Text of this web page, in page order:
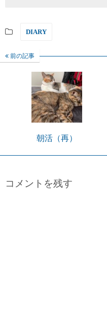
DIARY
前の記事
朝活（再）
コメントを残す